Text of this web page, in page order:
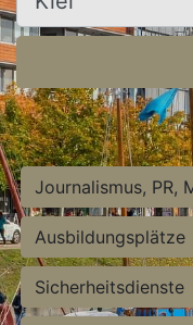
Journalismus, PR,
Ausbildungsplätze
Sicherheitsdienste